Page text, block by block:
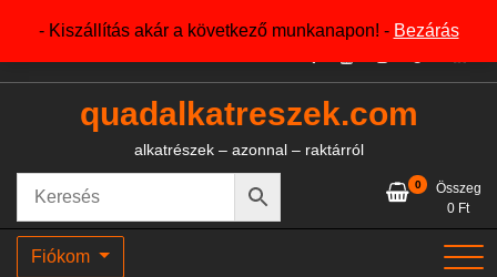
- Kiszállítás akár a következő munkanapon! - Bezárás
+36204327386
quadalkatreszek.com
alkatrészek – azonnal – raktárról
0
Összeg
0 Ft
Fiókom